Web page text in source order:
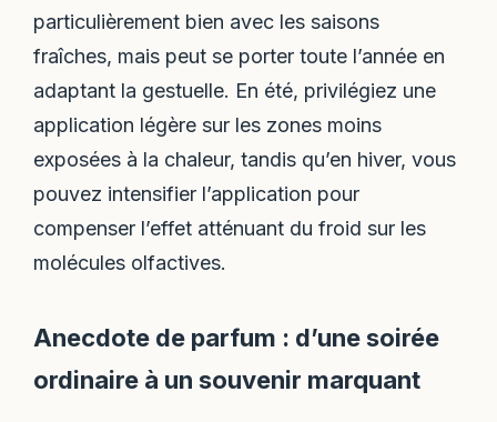
particulièrement bien avec les saisons
fraîches, mais peut se porter toute l’année en
adaptant la gestuelle. En été, privilégiez une
application légère sur les zones moins
exposées à la chaleur, tandis qu’en hiver, vous
pouvez intensifier l’application pour
compenser l’effet atténuant du froid sur les
molécules olfactives.
Anecdote de parfum : d’une soirée
ordinaire à un souvenir marquant